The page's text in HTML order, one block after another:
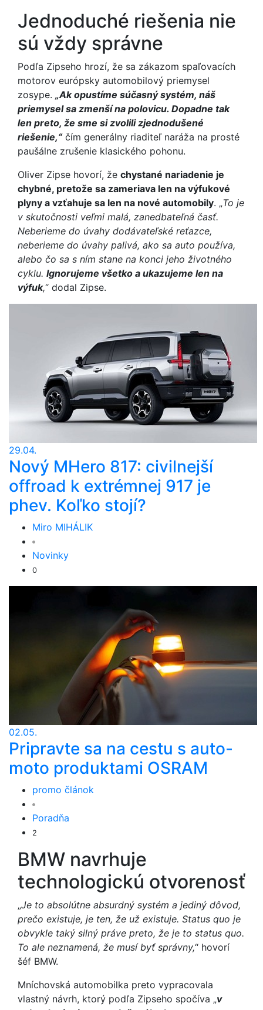
Jednoduché riešenia nie
sú vždy správne
Podľa Zipseho hrozí, že sa zákazom spaľovacích
motorov európsky automobilový priemysel
zosype. „Ak opustíme súčasný systém, náš
priemysel sa zmenší na polovicu. Dopadne tak
len preto, že sme si zvolili zjednodušené
riešenie,“čím generálny riaditeľ naráža na prosté
paušálne zrušenie klasického pohonu.
Oliver Zipse hovorí, že chystané nariadenie je
chybné, pretože sa zameriava len na výfukové
plyny a vzťahuje sa len na nové automobily. „To je
v skutočnosti veľmi malá, zanedbateľná časť.
Neberieme do úvahy dodávateľské reťazce,
neberieme do úvahy palivá, ako sa auto používa,
alebo čo sa s ním stane na konci jeho životného
cyklu. Ignorujeme všetko a ukazujeme len na
výfuk,“ dodal Zipse.
29.04.
Nový MHero 817: civilnejší
offroad k extrémnej 917 je
phev. Koľko stojí?
Miro MIHÁLIK
Novinky
0
02.05.
Pripravte sa na cestu s auto-
moto produktami OSRAM
promo článok
Poradňa
2
BMW navrhuje
technologickú otvorenosť
„Je to absolútne absurdný systém a jediný dôvod,
prečo existuje, je ten, že už existuje. Status quo je
obvykle taký silný práve preto, že je to status quo.
To ale neznamená, že musí byť správny,“ hovorí
šéf BMW.
Mníchovská automobilka preto vypracovala
vlastný návrh, ktorý podľa Zipseho spočíva „v